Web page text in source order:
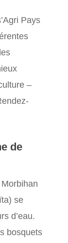
Pays
–
de
se
d’eau.
bosquets